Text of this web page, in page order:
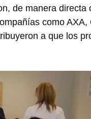
de manera directa
como AXA,
a que los